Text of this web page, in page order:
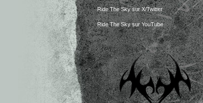
Ride The Sky sur X/Twitter
Ride The Sky sur YouTube